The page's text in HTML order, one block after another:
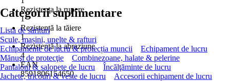
Rezistenţa la rupere
1
Rezistență la tăiere
1
Rezistență la abraziune
4
EAN
8591806154650
Categorii suplimentare
Lista de sărituri
Scule, mașini, unelte & rafturi
Echipamente de lucru & protecția muncii
Echipament de lucru
Mănuşi de protecţie
Combinezoane, halate & pelerine
Pantaloni & salopete de lucru
Încălţăminte de lucru
Jachete, tricouri & veste de lucru
Accesorii echipament de lucru